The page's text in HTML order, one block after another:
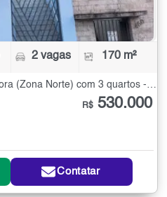
2 vagas 170 m²
Sobrado à Venda na Vila Aurora (Zona Norte) com 3 quartos - 170 m²
R$ 530.000
Contatar